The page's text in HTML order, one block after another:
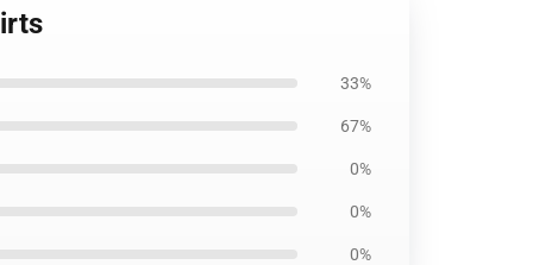
33%
67%
0%
0%
0%